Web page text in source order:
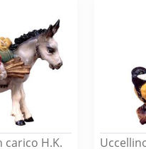
carico H.K.